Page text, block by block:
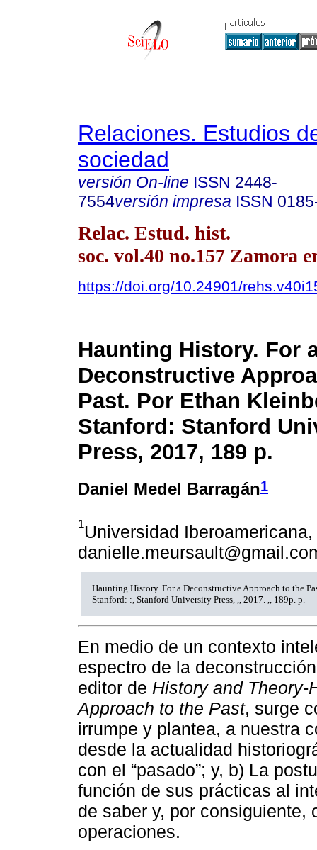
Relaciones. Estudios
sociedad
versión On-line ISSN 2448-
7554versión impresa ISSN
Relac. Estud. hist.
soc. vol.40 no.157 Zamora
https://doi.org/10.24901/
Haunting History. For
Deconstructive
Past. Por Ethan
Stanford: Stanford
Press, 2017, 189 p.
Daniel Medel Barragán1
1Universidad
Haunting History. For a Deconstructive Approach to the
Stanford: :, Stanford University Press, ,, 2017. ,, 189p. p.
En medio de un contexto
espectro de la
editor de History and Theory-
Approach to the Past, surge
irrumpe y plantea, a nuestra
desde la actualidad
con el “pasado”; y, b) La
función de sus prácticas al
de saber y, por consiguiente,
operaciones.